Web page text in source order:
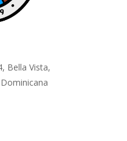
Bella Vista,